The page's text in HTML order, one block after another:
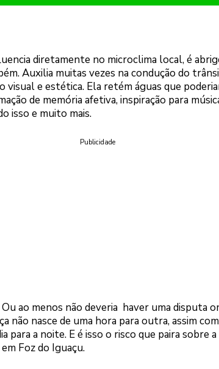
diretamente no microclima local, é
Auxilia muitas vezes na condução do
e estética. Ela retém águas que
de memória afetiva, inspiração para
isso e muito mais.
Publicidade
ao menos não deveria haver uma disputa
não nasce de uma hora para outra, assim
para a noite. E é isso o risco que paira sobre
Foz do Iguaçu.